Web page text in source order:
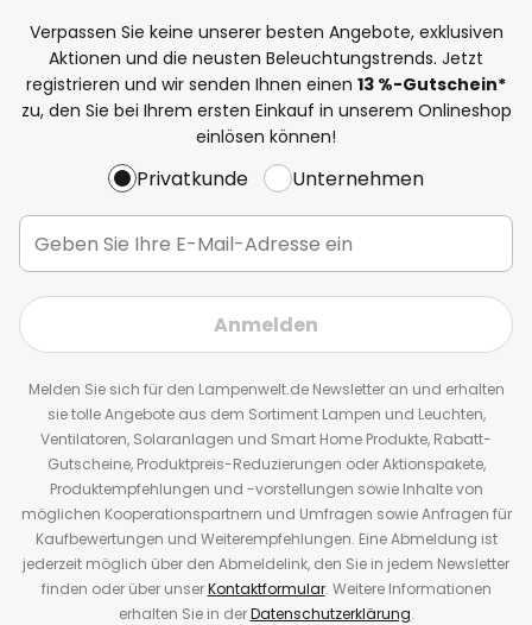
Verpassen Sie keine unserer besten Angebote, exklusiven
Aktionen und die neusten Beleuchtungstrends. Jetzt
registrieren und wir senden Ihnen einen 13 %-Gutschein*
zu, den Sie bei Ihrem ersten Einkauf in unserem Onlineshop
einlösen können!
Privatkunde Unternehmen
Anmelden
Melden Sie sich für den Lampenwelt.de Newsletter an und erhalten
sie tolle Angebote aus dem Sortiment Lampen und Leuchten,
Ventilatoren, Solaranlagen und Smart Home Produkte, Rabatt-
Gutscheine, Produktpreis-Reduzierungen oder Aktionspakete,
Produktempfehlungen und -vorstellungen sowie Inhalte von
möglichen Kooperationspartnern und Umfragen sowie Anfragen für
Kaufbewertungen und Weiterempfehlungen. Eine Abmeldung ist
jederzeit möglich über den Abmeldelink, den Sie in jedem Newsletter
finden oder über unserKontaktformular. Weitere Informationen
erhalten Sie in derDatenschutzerklärung.